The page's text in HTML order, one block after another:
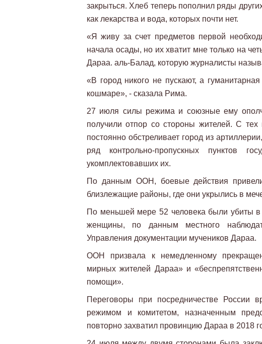
закрыться. Хлеб теперь пополнил ряды
как лекарства и вода, которых почти нет.
«Я живу за счет предметов первой
начала осады, но их хватит мне только на
Дараа. аль-Балад, которую журналисты
«В город никого не пускают, а
кошмаре», - сказала Рима.
27 июля силы режима и союзные ему
получили отпор со стороны жителей. С
постоянно обстреливает город из
ряд контрольно-пропускных пунктов
укомплектовавших их.
По данным ООН, боевые действия
близлежащие районы, где они укрылись в
По меньшей мере 52 человека были убиты
женщины, по данным местного
Управления документации мучеников Дараа.
ООН призвала к немедленному
мирных жителей Дараа» и
помощи».
Переговоры при посредничестве России
режимом и комитетом, назначенным
повторно захватил провинцию Дараа в 2018